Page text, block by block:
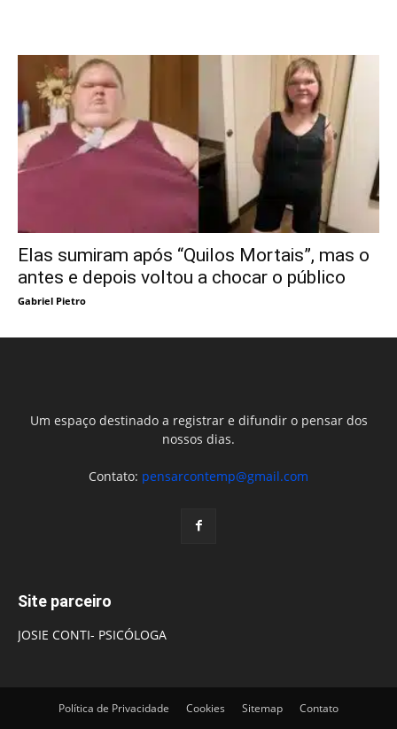
Elas sumiram após “Quilos Mortais”, mas o
antes e depois voltou a chocar o público
Gabriel Pietro
Um espaço destinado a registrar e difundir o pensar dos
nossos dias.
Contato: pensarcontemp@gmail.com
Site parceiro
JOSIE CONTI- PSICÓLOGA
Política de Privacidade Cookies Sitemap Contato